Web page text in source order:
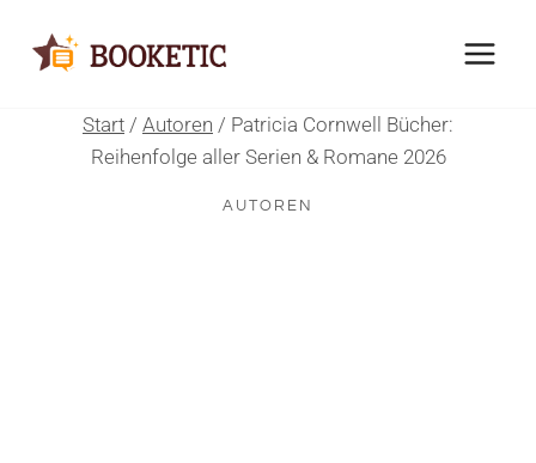
Inhalt
Start / Autoren / Patricia Cornwell Bücher:
Reihenfolge aller Serien & Romane 2026
AUTOREN